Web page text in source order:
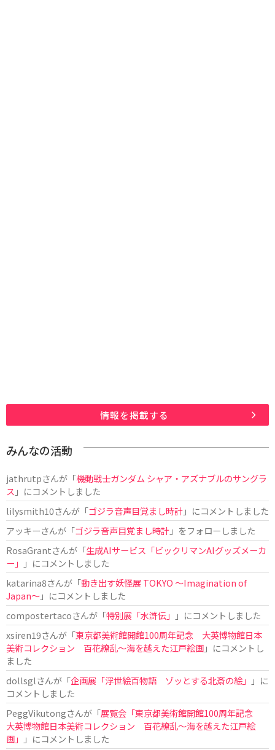
情報を掲載する
みんなの活動
jathrutpさんが「機動戦士ガンダム シャア・アズナブルのサングラ
ス 」にコメントしました
lilysmith10さんが「ゴジラ音声目覚まし時計」にコメントしました
アッキーさんが「ゴジラ音声目覚まし時計」をフォローしました
RosaGrantさんが「生成AIサービス「ビックリマンAIグッズメーカ
ー」
」にコメントしました
katarina8さんが「動き出す妖怪展 TOKYO 〜Imagination of
Japan〜」にコメントしました
compostertacoさんが「特別展「水滸伝」
」にコメントしました
xsiren19さんが「東京都美術館開館100周年記念 大英博物館日本
美術コレクション 百花繚乱～海を越えた江戸絵画」にコメントし
ました
dollsglさんが「企画展「浮世絵百物語 ゾッとする北斎の絵」
」に
コメントしました
PeggVikutongさんが「展覧会「東京都美術館開館100周年記念
大英博物館日本美術コレクション 百花繚乱〜海を越えた江戸絵
画」
」にコメントしました